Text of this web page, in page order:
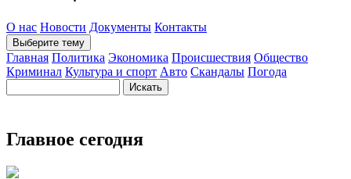
О нас Новости Документы Контакты
Выберите тему
Главная Политика Экономика Происшествия Общество
Криминал Культура и спорт Авто Скандалы Погода
Главное сегодня